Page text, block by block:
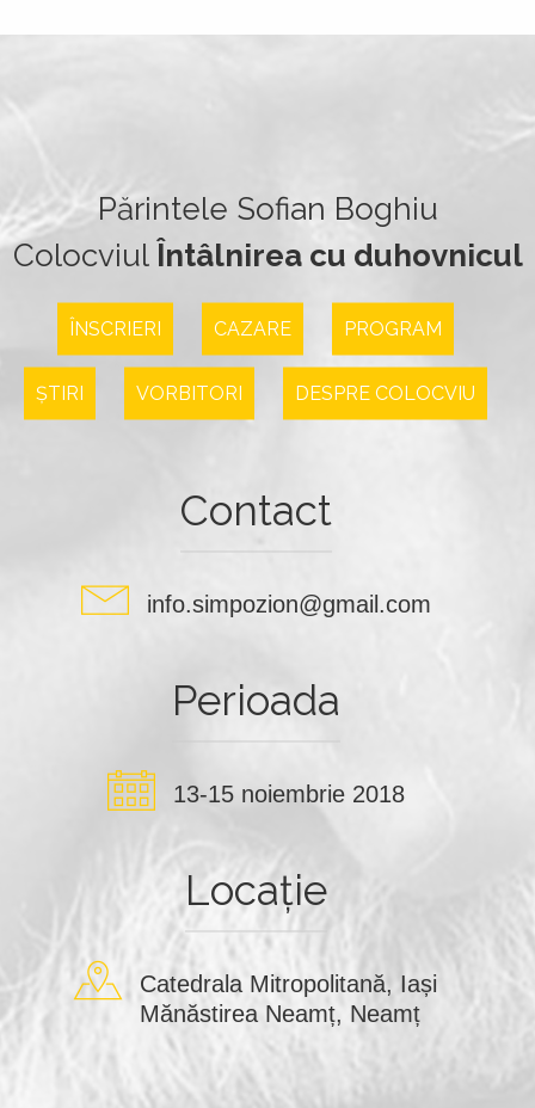
Părintele Sofian Boghiu
Colocviul Întâlnirea cu duhovnicul
ÎNSCRIERI CAZARE PROGRAM
ȘTIRI VORBITORI DESPRE COLOCVIU
Contact
info.simpozion@gmail.com
Perioada
13-15 noiembrie 2018
Locație
Catedrala Mitropolitană, Iași
Mănăstirea Neamț, Neamț